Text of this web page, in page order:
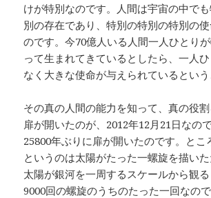
けが特別なのです。人間は宇宙の中で
別の存在であり、特別の特別の特別の
のです。今70億人いる人間一人ひとり
って生まれてきているとしたら、一人
なく大きな使命が与えられているという
その真の人間の能力を知って、真の役
扉が開いたのが、2012年12月21日なの
25800年ぶりに扉が開いたのです。とこ
というのは太陽がたった一螺旋を描いた
太陽が銀河を一周するスケールから観
9000回の螺旋のうちのたった一回なので